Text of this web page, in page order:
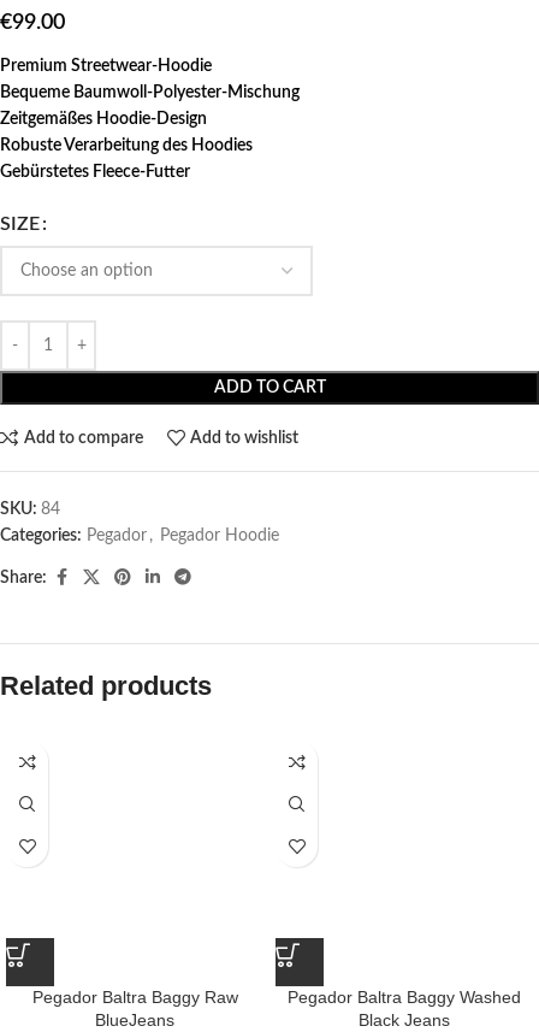
€99.00
Premium Streetwear-Hoodie
Bequeme Baumwoll-Polyester-Mischung
Zeitgemäßes Hoodie-Design
Robuste Verarbeitung des Hoodies
Gebürstetes Fleece-Futter
SIZE
ADD TO CART
Add to compare Add to wishlist
SKU: 84
Categories: Pegador​ , Pegador Hoodie
Share:
Related products
Pegador Baltra Baggy Raw
BlueJeans
Pegador Baltra Baggy Washed
Black Jeans